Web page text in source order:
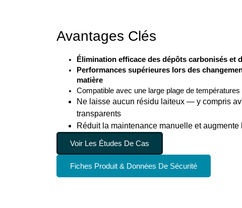
Avantages Clés
Élimination efficace des dépôts carbonisés et
Performances supérieures lors des
matière
Compatible avec une large plage de températures
Ne laisse aucun résidu laiteux — y compris
transparents
Réduit la maintenance manuelle et augmente
Voir Les Études De Cas
Fiches Produit & Données De Sécurité